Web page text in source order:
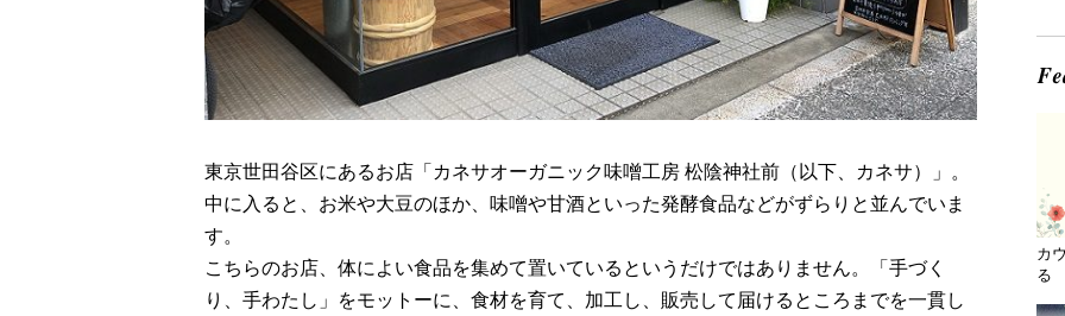
東京世田谷区にあるお店「カネサオーガニック味噌工房 松陰神社前（以下、カネサ）」。
中に入ると、お米や大豆のほか、味噌や甘酒といった発酵食品などがずらりと並んでいま
す。
こちらのお店、体によい食品を集めて置いているというだけではありません。「手づく
り、手わたし」をモットーに、食材を育て、加工し、販売して届けるところまでを一貫し
カ
る